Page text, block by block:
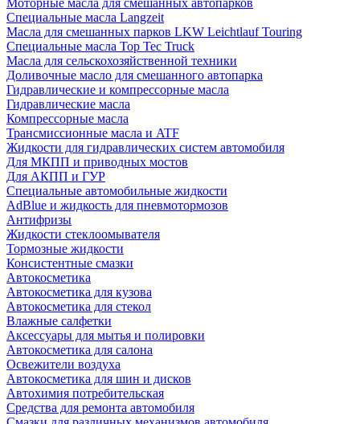
Моторные масла для смешанных автопарков
Специальные масла Langzeit
Масла для смешанных парков LKW Leichtlauf Touring
Специальные масла Top Tec Truck
Масла для сельскохозяйственной техники
Доливочные масло для смешанного автопарка
Гидравлические и компрессорные масла
Гидравлические масла
Компрессорные масла
Трансмиссионные масла и ATF
Жидкости для гидравлических систем автомобиля
Для МКПП и приводных мостов
Для АКПП и ГУР
Специальные автомобильные жидкости
AdBlue и жидкость для пневмотормозов
Антифризы
Жидкости стеклоомывателя
Тормозные жидкости
Консистентные смазки
Автокосметика
Автокосметика для кузова
Автокосметика для стекол
Влажные салфетки
Аксессуары для мытья и полировки
Автокосметика для салона
Освежители воздуха
Автокосметика для шин и дисков
Автохимия потребительская
Средства для ремонта автомобиля